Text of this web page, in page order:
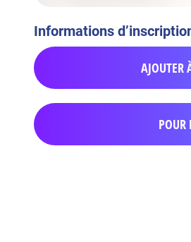
Informations
AJOUTER
POUR